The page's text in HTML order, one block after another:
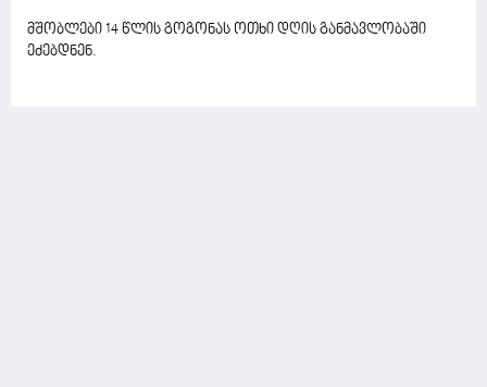
მშობლები 14 წლის გოგონას ოთხი დღის განმავლობაში
ეძებდნენ.